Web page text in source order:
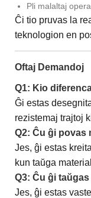
Pli malaltaj
Ĉi tio pruvas la
teknologion en
Oftaj Demandoj
Q1: Kio
Ĝi estas
rezistemaj trajtoj
Q2: Ĉu ĝi povas
Jes, ĝi estas
kun taŭga
Q3: Ĉu ĝi
Jes, ĝi estas